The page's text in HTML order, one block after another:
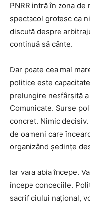
PNRR intră în zona de
spectacol grotesc ca
discută despre
continuă să cânte.
Dar poate cea mai
politice este
prelungire nesfârșită
Comunicate. Surse
concret. Nimic
de oameni care
organizând ședințe
Iar vara abia începe.
începe concediile.
sacrificiului național,